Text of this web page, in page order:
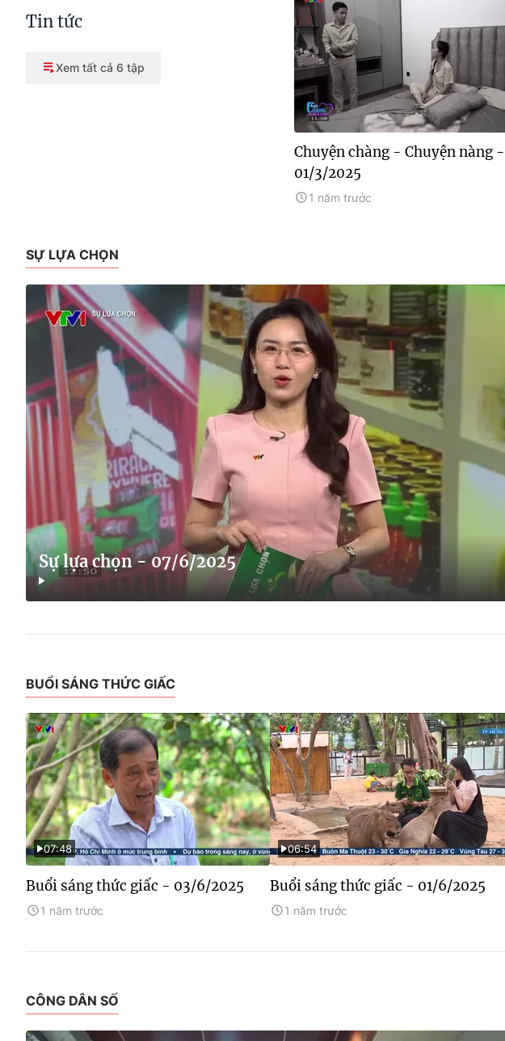
Tin tức
Xem tất cả 6 tập
Chuyện chàng - Chuyện nàng -
01/3/2025
1 năm trước
SỰ LỰA CHỌN
Sự lựa chọn - 07/6/2025
BUỔI SÁNG THỨC GIẤC
07:48
Buổi sáng thức giấc - 03/6/2025
1 năm trước
06:54
Buổi sáng thức giấc - 01/6/2025
1 năm trước
CÔNG DÂN SỐ